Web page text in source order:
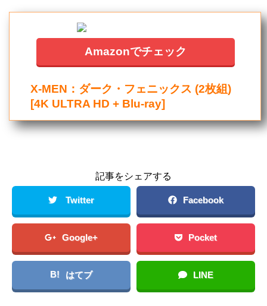
Amazonでチェック
X-MEN：ダーク・フェニックス (2枚組)
[4K ULTRA HD + Blu-ray]
記事をシェアする
Twitter Facebook
Google+ Pocket
B! はてブ LINE